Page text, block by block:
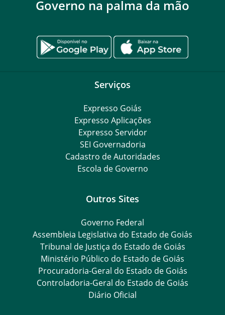
Governo na palma da mão
Serviços
Expresso Goiás
Expresso Aplicações
Expresso Servidor
SEI Governadoria
Cadastro de Autoridades
Escola de Governo
Outros Sites
Governo Federal
Assembleia Legislativa do Estado de Goiás
Tribunal de Justiça do Estado de Goiás
Ministério Público do Estado de Goiás
Procuradoria-Geral do Estado de Goiás
Controladoria-Geral do Estado de Goiás
Diário Oficial